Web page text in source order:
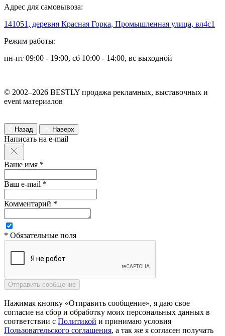
Адрес для самовывоза:
141051, деревня Красная Горка, Промышленная улица, вл4с1
Режим работы:
пн-пт 09:00 - 19:00, сб 10:00 - 14:00, вс выходной
© 2002–2026 BESTLY продажа рекламных, выставочных и
event материалов
Назад Наверх
Написать на e-mail
Ваше имя *
Ваш e-mail *
Комментарий *
* Обязательные поля
Нажимая кнопку «Отправить сообщение», я даю свое
согласие на сбор и обработку моих персональных данных в
соответствии с Политикой и принимаю условия
Пользовательского соглашения, а так же я согласен получать